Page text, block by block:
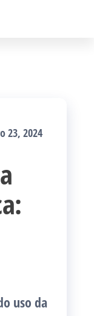
23, 2024
uso da